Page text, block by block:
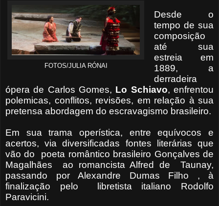
FOTOS/JULIA RÓNAI
Desde o
tempo de sua
composição
até sua
estreia em
1889, a
derradeira
ópera de Carlos Gomes, Lo Schiavo, enfrentou
polemicas, conflitos, revisões, em relação à sua
pretensa abordagem do escravagismo brasileiro.
Em sua trama operística, entre equívocos e
acertos, via diversificadas fontes literárias que
vão do poeta romântico brasileiro Gonçalves de
Magalhães ao romancista Alfred de Taunay,
passando por Alexandre Dumas Filho , à
finalização pelo libretista italiano Rodolfo
Paravicini.